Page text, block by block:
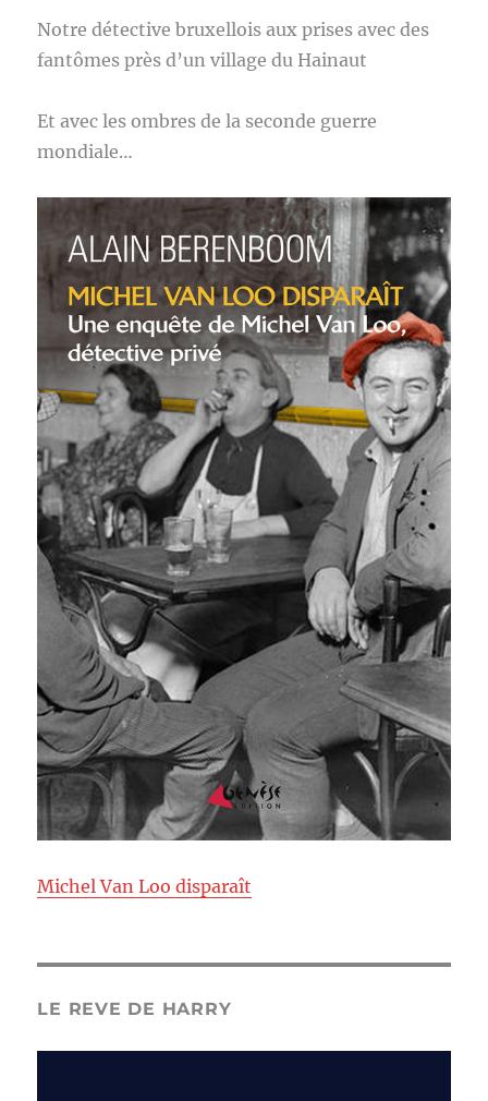
Notre détective bruxellois aux prises avec des
fantômes près d’un village du Hainaut
Et avec les ombres de la seconde guerre
mondiale…
Michel Van Loo disparaît
LE REVE DE HARRY